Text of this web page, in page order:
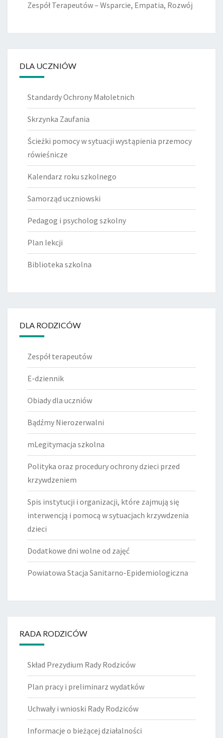
Zespół Terapeutów – Wsparcie, Empatia, Rozwój
DLA UCZNIÓW
Standardy Ochrony Małoletnich
Skrzynka Zaufania
Ścieżki pomocy w sytuacji wystąpienia przemocy
rówieśnicze
Kalendarz roku szkolnego
Samorząd uczniowski
Pedagog i psycholog szkolny
Plan lekcji
Biblioteka szkolna
DLA RODZICÓW
Zespół terapeutów
E-dziennik
Obiady dla uczniów
Bądźmy Nierozerwalni
mLegitymacja szkolna
Polityka oraz procedury ochrony dzieci przed
krzywdzeniem
Spis instytucji i organizacji, które zajmują się
interwencją i pomocą w sytuacjach krzywdzenia
dzieci
Dodatkowe dni wolne od zajęć
Powiatowa Stacja Sanitarno-Epidemiologiczna
RADA RODZICÓW
Skład Prezydium Rady Rodziców
Plan pracy i preliminarz wydatków
Uchwały i wnioski Rady Rodziców
Informacje o bieżącej działalności